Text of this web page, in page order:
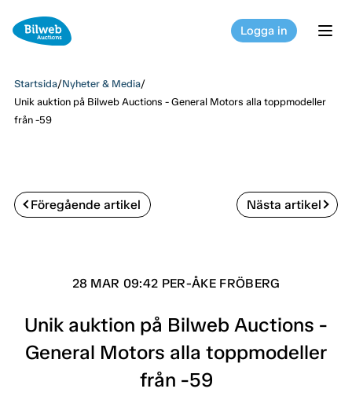
Logga in
Startsida/Nyheter & Media/
Unik auktion på Bilweb Auctions - General Motors alla toppmodeller
från -59
Föregående artikel Nästa artikel
28 MAR 09:42 PER-ÅKE FRÖBERG
Unik auktion på Bilweb Auctions -
General Motors alla toppmodeller
från -59